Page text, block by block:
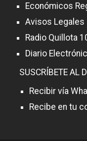
Económicos
Avisos Legales
Radio Quillota
Diario
SUSCRÍBETE AL
Recibir vía
Recibe en tu